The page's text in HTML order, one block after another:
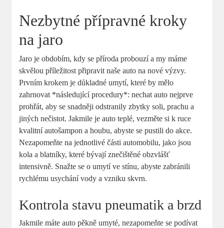
Nezbytné přípravné kroky
na jaro
Jaro je obdobím, kdy se příroda probouzí a my máme
skvělou příležitost připravit naše auto na nové výzvy.
Prvním krokem je důkladné umytí, které by mělo
zahrnovat *následující procedury*: nechat auto nejprve
prohřát, aby se snadněji odstranily zbytky soli, prachu a
jiných nečistot. Jakmile je auto teplé, vezměte si k ruce
kvalitní autošampon a houbu, abyste se pustili do akce.
Nezapomeňte na jednotlivé části automobilu, jako jsou
kola a blatníky, které bývají znečištěné obzvlášť
intensivně. Snažte se o umytí ve stínu, abyste zabránili
rychlému usychání vody a vzniku skvrn.
Kontrola stavu pneumatik a brzd
Jakmile máte auto pěkně umyté, nezapomeňte se podívat